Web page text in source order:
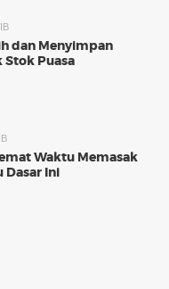
dan Menyimpan
Puasa
Waktu Memasak
Dasar Ini